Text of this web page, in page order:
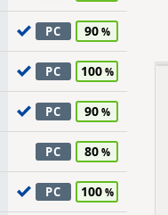
PC 90
PC 100
PC 90
PC 80
PC 100